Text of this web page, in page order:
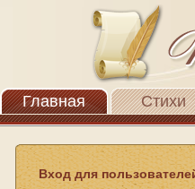
Главная Стихи
Вход для